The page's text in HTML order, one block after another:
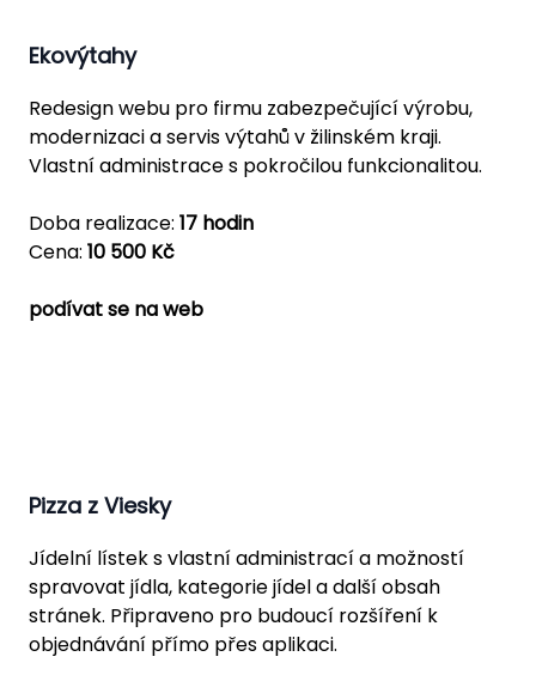
Ekovýtahy
Redesign webu pro firmu zabezpečující výrobu,
modernizaci a servis výtahů v žilinském kraji.
Vlastní administrace s pokročilou funkcionalitou.
Doba realizace: 17 hodin
Cena: 10 500 Kč
podívat se na web
Pizza z Viesky
Jídelní lístek s vlastní administrací a možností
spravovat jídla, kategorie jídel a další obsah
stránek. Připraveno pro budoucí rozšíření k
objednávání přímo přes aplikaci.